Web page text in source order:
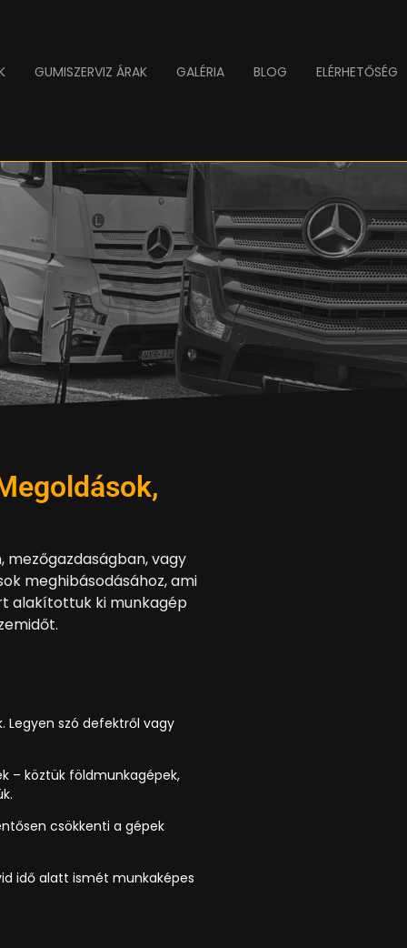
GUMISZERVIZ ÁRAK GALÉRIA BLOG ELÉRHETŐSÉG
vagy
meghibásodásához, ami
alakítottuk ki munkagép
Legyen szó defektről vagy
– köztük földmunkagépek,
csökkenti a gépek
idő alatt ismét munkaképes